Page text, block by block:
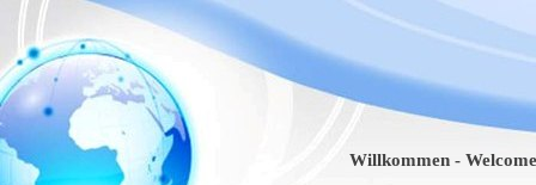
Willkommen - Welcome -